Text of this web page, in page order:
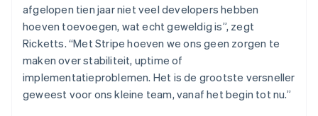
afgelopen tien jaar niet veel developers hebben
hoeven toevoegen, wat echt geweldig is”, zegt
Ricketts. “Met Stripe hoeven we ons geen zorgen te
maken over stabiliteit, uptime of
implementatieproblemen. Het is de grootste versneller
geweest voor ons kleine team, vanaf het begin tot nu.”